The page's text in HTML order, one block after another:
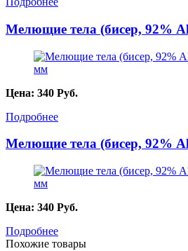
Мелющие тела (бисер, 92%
Цена: 340 Руб.
Подробнее
Мелющие тела (бисер, 92%
Цена: 340 Руб.
Подробнее
Похожие товары